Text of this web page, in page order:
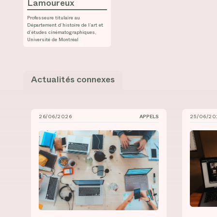
Lamoureux
Professeure titulaire au
Département d’histoire de l’art et
d’études cinématographiques,
Université de Montréal
Actualités connexes
Bourses de recrutement au doctorat à l’UdeM et à
26/06/2026 APPELS Mise
25/06/